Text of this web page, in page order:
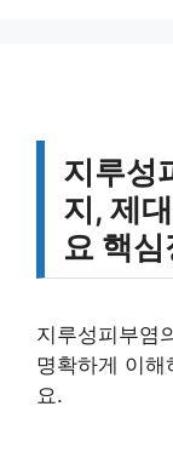
지루성
지, 제
요 핵심
지루성피부염
명확하게 이해
요.